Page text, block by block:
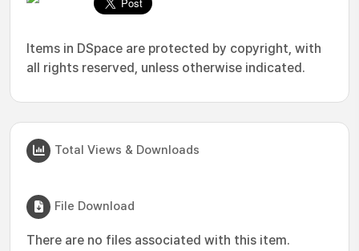
Items in DSpace are protected by copyright, with
all rights reserved, unless otherwise indicated.
Total Views & Downloads
File Download
There are no files associated with this item.